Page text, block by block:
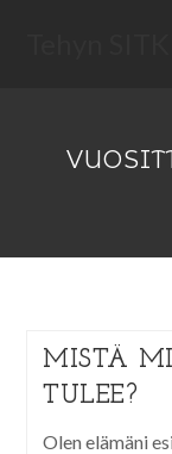
MISTÄ
TULEE?
Olen elämäni